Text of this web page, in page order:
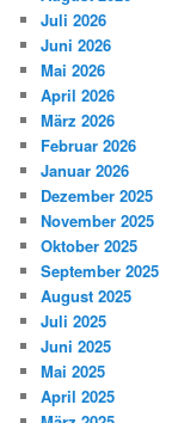
Juli 2026
Juni 2026
Mai 2026
April 2026
März 2026
Februar 2026
Januar 2026
Dezember 2025
November 2025
Oktober 2025
September 2025
August 2025
Juli 2025
Juni 2025
Mai 2025
April 2025